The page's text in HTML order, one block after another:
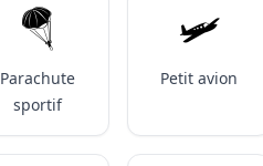
🪂
Parachute
sportif
🛩️
Petit avion